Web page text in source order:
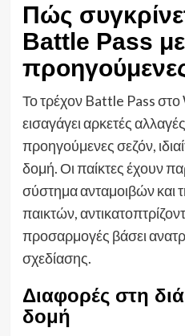
Πώς
Battle Pass με
Το τρέχον Battle Pass
εισαγάγει αρκετές
προηγούμενες σεζόν,
δομή. Οι παίκτες έχουν
σύστημα ανταμοιβών και
παικτών,
προσαρμογές βάσει
σχεδίασης.
Διαφορές στη
δομή